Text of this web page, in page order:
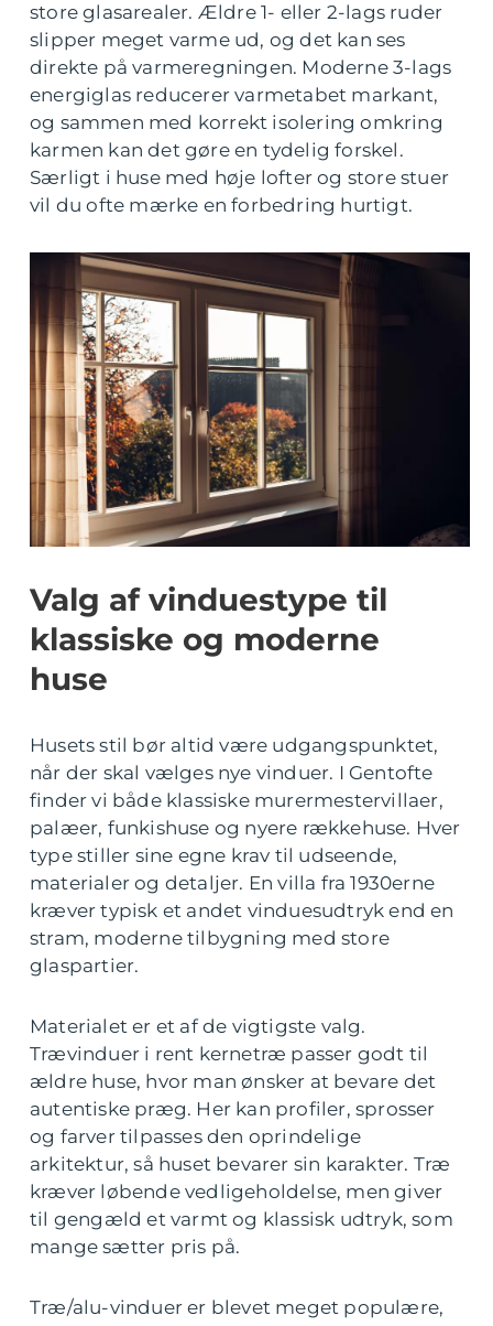
store glasarealer. Ældre 1- eller 2-lags ruder
slipper meget varme ud, og det kan ses
direkte på varmeregningen. Moderne 3-lags
energiglas reducerer varmetabet markant,
og sammen med korrekt isolering omkring
karmen kan det gøre en tydelig forskel.
Særligt i huse med høje lofter og store stuer
vil du ofte mærke en forbedring hurtigt.
Valg af vinduestype til
klassiske og moderne
huse
Husets stil bør altid være udgangspunktet,
når der skal vælges nye vinduer. I Gentofte
finder vi både klassiske murermestervillaer,
palæer, funkishuse og nyere rækkehuse. Hver
type stiller sine egne krav til udseende,
materialer og detaljer. En villa fra 1930erne
kræver typisk et andet vinduesudtryk end en
stram, moderne tilbygning med store
glaspartier.
Materialet er et af de vigtigste valg.
Trævinduer i rent kernetræ passer godt til
ældre huse, hvor man ønsker at bevare det
autentiske præg. Her kan profiler, sprosser
og farver tilpasses den oprindelige
arkitektur, så huset bevarer sin karakter. Træ
kræver løbende vedligeholdelse, men giver
til gengæld et varmt og klassisk udtryk, som
mange sætter pris på.
Træ/alu-vinduer er blevet meget populære,